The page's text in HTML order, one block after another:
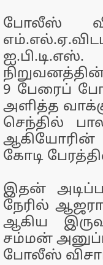
போலீஸ்
9 பேரைப்
அளித்த
செந்தில்
ஆகியோரின்
கோடி
இதன்
நேரில்
ஆகிய
சம்மன்
போலீஸ்